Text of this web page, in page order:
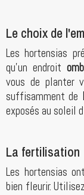
Le choix de
Les hortensias
qu'un endroit
vous de planter
suffisamment de
exposés au soleil
La fertilisation
Les hortensias
bien fleurir. Utilisez